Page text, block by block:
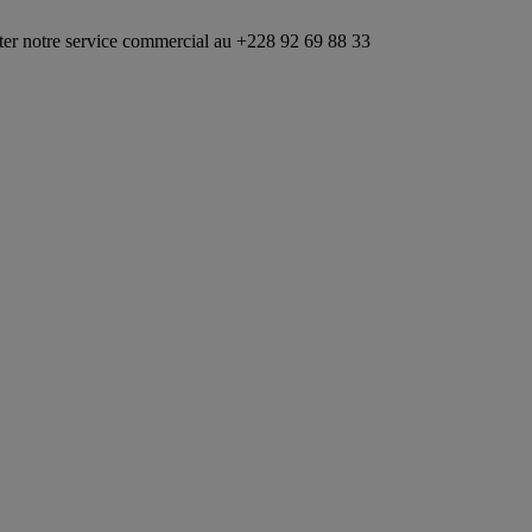
commercial au +228 92 69 88 33